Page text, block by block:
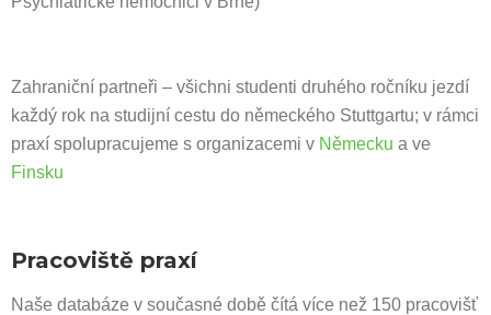
Zahraniční partneři – všichni studenti druhého ročníku jezdí
každý rok na studijní cestu do německého Stuttgartu; v rámci
praxí spolupracujeme s organizacemi v Německu a ve
Finsku
Pracoviště praxí
Naše databáze v současné době čítá více než 150 pracovišť